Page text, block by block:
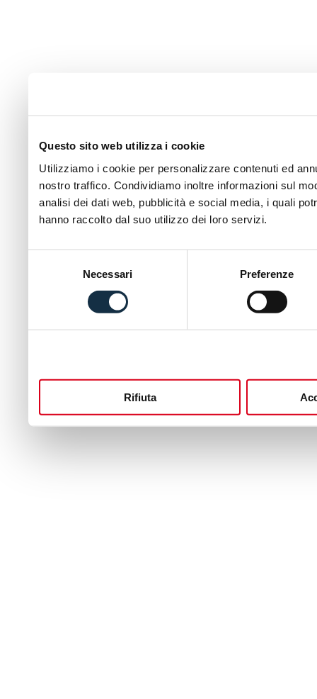
Questo sito web utilizza i cookie
Utilizziamo i cookie per personalizzare contenuti ed
nostro traffico. Condividiamo inoltre informazioni sul
analisi dei dati web, pubblicità e social media, i quali
hanno raccolto dal suo utilizzo dei loro servizi.
Necessari Preferenze
Rifiuta